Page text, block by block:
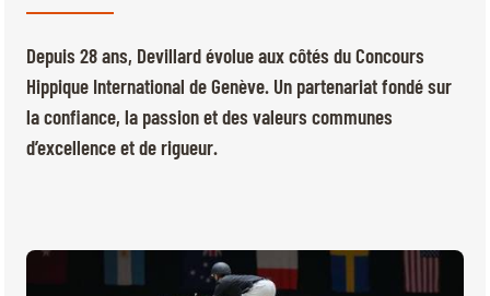
DÉPARTS & RÉSULTATS
BILLETTERIE
BÉNÉVOLES
MÉDIAS
FR EN
Depuis 28 ans, Devillard évolue aux côtés du Concours
Hippique International de Genève. Un partenariat fondé sur
la confiance, la passion et des valeurs communes
d’excellence et de rigueur.